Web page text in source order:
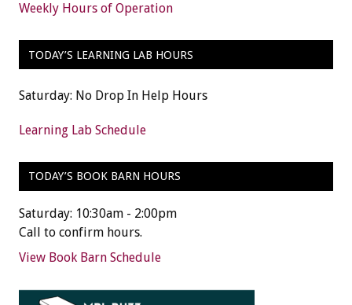
Weekly Hours of Operation
TODAY’S LEARNING LAB HOURS
Saturday: No Drop In Help Hours
Learning Lab Schedule
TODAY’S BOOK BARN HOURS
Saturday: 10:30am - 2:00pm
Call to confirm hours.
View Book Barn Schedule